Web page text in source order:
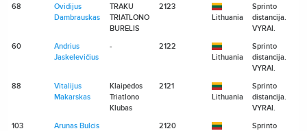
68
Ovidijus
Dambrauskas
TRAKU
TRIATLONO
BURELIS
2123
Lithuania
Sprinto
distancija.
VYRAI.
60
Andrius
Jaskelevičius
-
2122
Lithuania
Sprinto
distancija.
VYRAI.
88
Vitalijus
Makarskas
Klaipėdos
Triatlono
Klubas
2121
Lithuania
Sprinto
distancija.
VYRAI.
103
Arunas Bulcis
2120
Sprinto